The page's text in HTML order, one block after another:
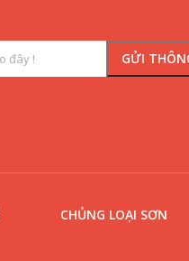
CHỦNG LOẠI SƠN